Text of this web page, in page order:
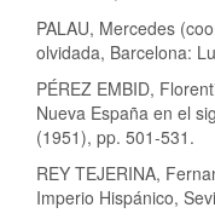
PALAU, Mercedes
olvidada, Barcelona:
PÉREZ EMBID,
Nueva España en el
(1951), pp. 501-531.
REY TEJERINA,
Imperio Hispánico,